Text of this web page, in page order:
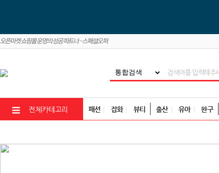
전체카테고리 패션 잡화 뷰티 출산 유아 완구